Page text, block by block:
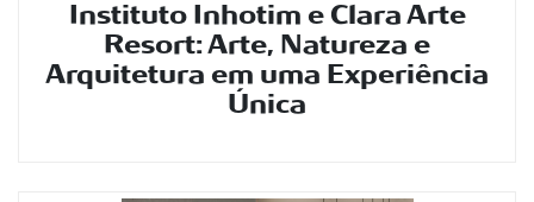
Instituto Inhotim e Clara Arte
Resort: Arte, Natureza e
Arquitetura em uma Experiência
Única